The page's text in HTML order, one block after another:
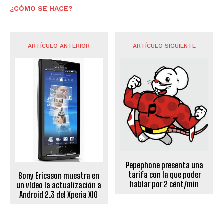
¿CÓMO SE HACE?
ARTÍCULO ANTERIOR
Sony Ericsson muestra en
un vídeo la actualización a
Android 2.3 del Xperia X10
ARTÍCULO SIGUIENTE
Pepephone presenta una
tarifa con la que poder
hablar por 2 cént/min